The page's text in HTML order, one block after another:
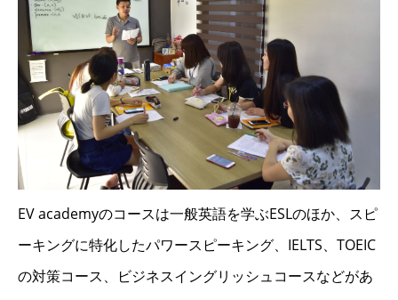
EV academyのコースは一般英語を学ぶESLのほか、スピ
ーキングに特化したパワースピーキング、IELTS、TOEIC
の対策コース、ビジネスイングリッシュコースなどがあ